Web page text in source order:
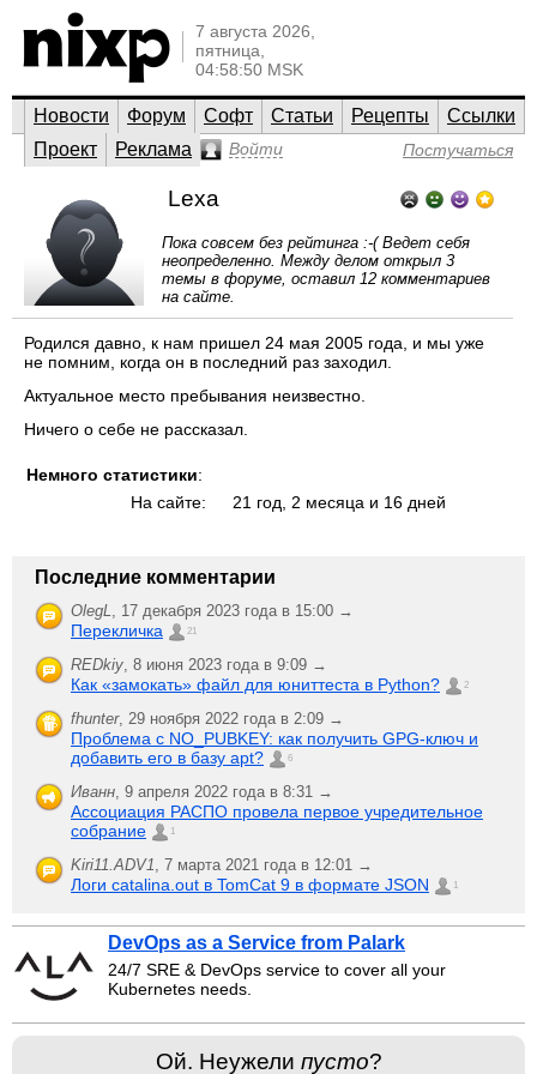
7 августа 2026,
пятница,
04:58:50 MSK
Новости Форум Софт Статьи Рецепты
Ссылки
Проект
Реклама Войти Постучаться
Lexa
Пока совсем без рейтинга :-( Ведет себя
неопределенно. Между делом открыл 3
темы в форуме, оставил 12 комментариев
на сайте.
Родился давно, к нам пришел 24 мая 2005 года, и мы уже
не помним, когда он в последний раз заходил.
Актуальное место пребывания неизвестно.
Ничего о себе не рассказал.
Немного статистики:
На сайте:
21 год, 2 месяца и 16 дней
Последние комментарии
OlegL, 17 декабря 2023 года в 15:00 →
Перекличка 21
REDkiy, 8 июня 2023 года в 9:09 →
Как «замокать» файл для юниттеста в Python? 2
fhunter, 29 ноября 2022 года в 2:09 →
Проблема с NO_PUBKEY: как получить GPG-ключ и
добавить его в базу apt?
6
Иванн, 9 апреля 2022 года в 8:31 →
Ассоциация РАСПО провела первое учредительное
собрание
1
Kiri11.ADV1, 7 марта 2021 года в 12:01 →
Логи catalina.out в TomCat 9 в формате JSON 1
DevOps as a Service from Palark
24/7 SRE & DevOps service to cover all your
Kubernetes needs.
Ой. Неужели пусто?